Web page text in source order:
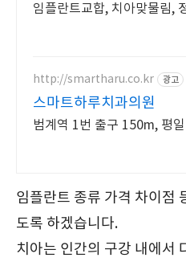
임플란트교합, 치아맞물림,
http://smartharu.co.kr 광고
스마트하루치과의원
범계역 1번 출구 150m, 평
임플란트 종류 가격 차이점
도록 하겠습니다.
치아는 인간의 구강 내에서